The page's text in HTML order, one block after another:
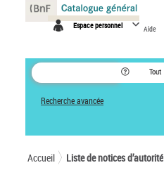
Espace personnel Aide
Tout
Recherche avancée
Accueil Liste de notices d’autorité
Panneau de gestion des cookies